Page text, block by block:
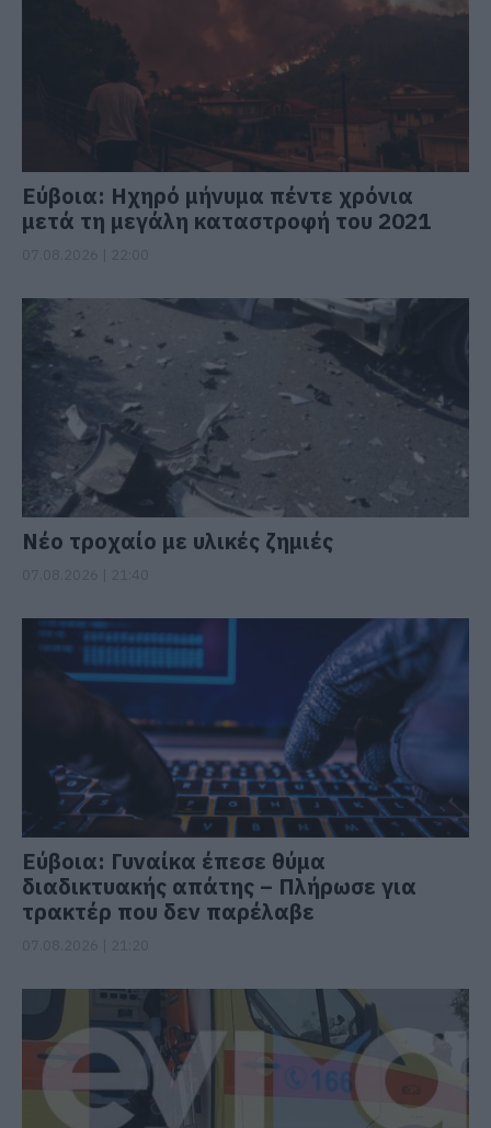
Εύβοια: Ηχηρό μήνυμα πέντε χρόνια
μετά τη μεγάλη καταστροφή του 2021
Νέο τροχαίο με υλικές ζημιές
Εύβοια: Γυναίκα έπεσε θύμα
διαδικτυακής απάτης – Πλήρωσε για
τρακτέρ που δεν παρέλαβε